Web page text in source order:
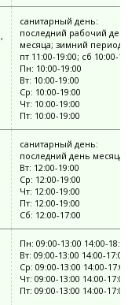
санитарный день:
последний рабочий
месяца; зимний период:
пт 11:00-19:00; сб 10:00-
Пн: 10:00-19:00
Вт: 10:00-19:00
Ср: 10:00-19:00
Чт: 10:00-19:00
Пт: 10:00-19:00
санитарный день:
последний день месяца
Вт: 12:00-19:00
Ср: 12:00-19:00
Чт: 12:00-19:00
Пт: 12:00-19:00
Сб: 12:00-17:00
Пн: 09:00-13:00 14:00-
Вт: 09:00-13:00 14:00-17:00
Ср: 09:00-13:00 14:00-17:00
Чт: 09:00-13:00 14:00-17:00
Пт: 09:00-13:00 14:00-17:00